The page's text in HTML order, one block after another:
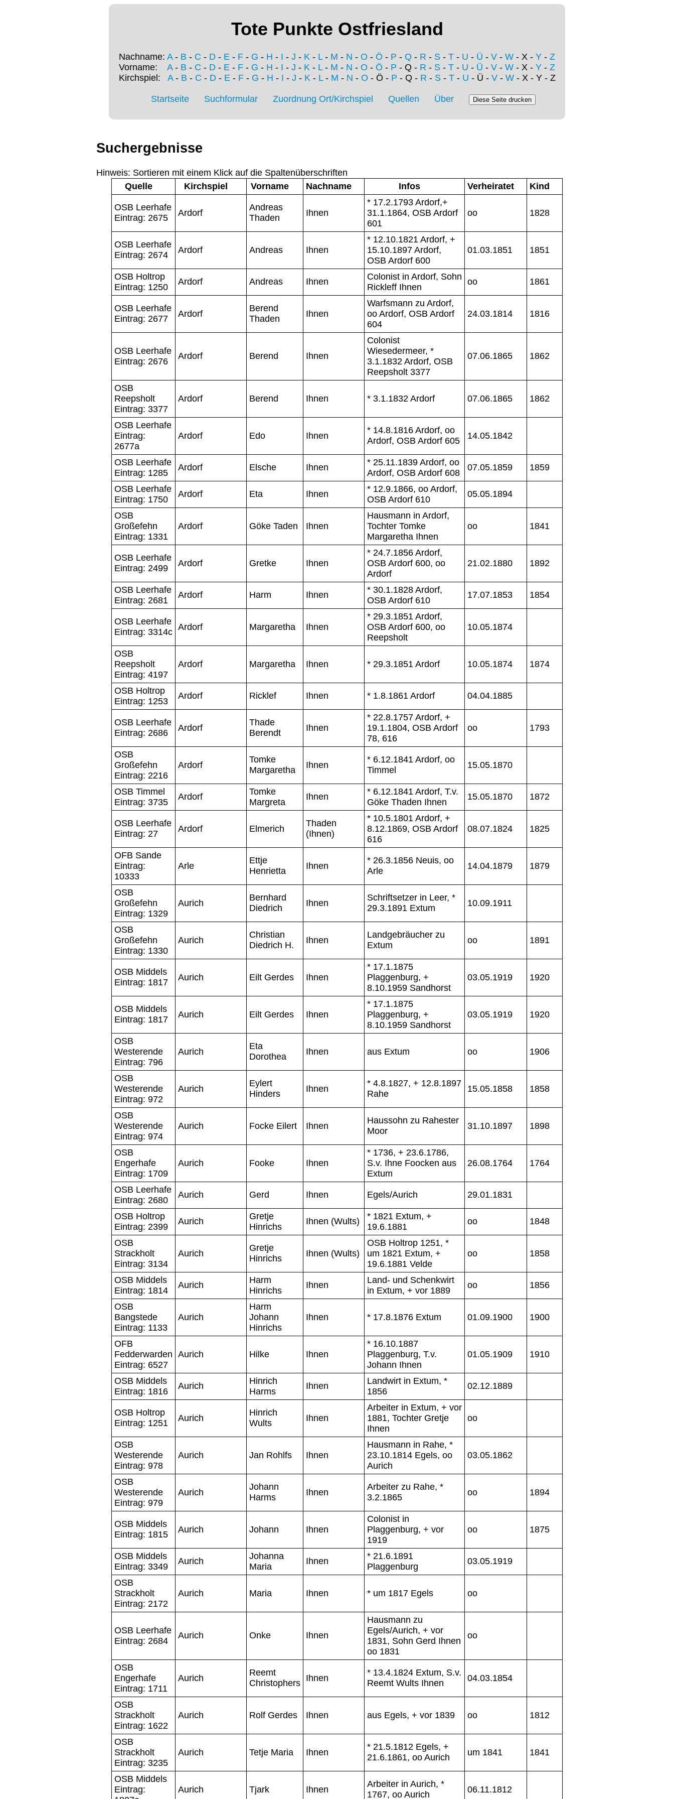
Tote Punkte Ostfriesland
Nachname: A- B - C - D - E - F - G - H - I - J - K - L- M - N - O - Ö - P - Q - R - S - T - U - Ü - V - W - X - Y - Z
Vorname: A- B - C - D - E - F - G - H - I - J - K - L- M - N - O - Ö - P - Q - R - S - T - U - Ü - V - W - X - Y - Z
Kirchspiel: A- B - C - D- E- F- G - H - I - J - K- L- M - N - O - Ö - P - Q - R - S- T- U - Ü - V- W- X - Y - Z
Startseite Suchformular Zuordnung Ort/Kirchspiel Quellen Über
Suchergebnisse
Hinweis: Sortieren mit einem Klick auf die Spaltenüberschriften
Quelle
Kirchspiel Vorname Nachname Infos Verheiratet Kind
OSB Leerhafe
Eintrag: 2675
Ardorf
Andreas
Thaden
Ihnen
* 17.2.1793 Ardorf,+
31.1.1864, OSB Ardorf
601
oo 1828
OSB Leerhafe
Eintrag: 2674
Ardorf Andreas Ihnen
* 12.10.1821 Ardorf, +
15.10.1897 Ardorf,
OSB Ardorf 600
01.03.1851 1851
OSB Holtrop
Eintrag: 1250
Ardorf Andreas Ihnen
Colonist in Ardorf, Sohn
Rickleff Ihnen
oo 1861
OSB Leerhafe
Eintrag: 2677
Ardorf
Berend
Thaden
Ihnen
Warfsmann zu Ardorf,
oo Ardorf, OSB Ardorf
604
24.03.1814 1816
OSB Leerhafe
Eintrag: 2676
Ardorf Berend Ihnen
Colonist
Wiesedermeer, *
3.1.1832 Ardorf, OSB
Reepsholt 3377
07.06.1865 1862
OSB
Reepsholt
Eintrag: 3377
Ardorf Berend Ihnen * 3.1.1832 Ardorf 07.06.1865 1862
OSB Leerhafe
Eintrag:
2677a
Ardorf Edo Ihnen
* 14.8.1816 Ardorf, oo
Ardorf, OSB Ardorf 605
14.05.1842
OSB Leerhafe
Eintrag: 1285
Ardorf Elsche Ihnen
* 25.11.1839 Ardorf, oo
Ardorf, OSB Ardorf 608
07.05.1859 1859
OSB Leerhafe
Eintrag: 1750
Ardorf Eta Ihnen
* 12.9.1866, oo Ardorf,
OSB Ardorf 610
05.05.1894
OSB
Großefehn
Eintrag: 1331
Ardorf Göke Taden Ihnen
Hausmann in Ardorf,
Tochter Tomke
Margaretha Ihnen
oo 1841
OSB Leerhafe
Eintrag: 2499
Ardorf Gretke Ihnen
* 24.7.1856 Ardorf,
OSB Ardorf 600, oo
Ardorf
21.02.1880 1892
OSB Leerhafe
Eintrag: 2681
Ardorf Harm Ihnen
* 30.1.1828 Ardorf,
OSB Ardorf 610
17.07.1853 1854
OSB Leerhafe
Eintrag: 3314c Ardorf Margaretha Ihnen
* 29.3.1851 Ardorf,
OSB Ardorf 600, oo
Reepsholt
10.05.1874
OSB
Reepsholt
Eintrag: 4197
Ardorf Margaretha Ihnen * 29.3.1851 Ardorf 10.05.1874 1874
OSB Holtrop
Eintrag: 1253
Ardorf Ricklef Ihnen * 1.8.1861 Ardorf 04.04.1885
OSB Leerhafe
Eintrag: 2686
Ardorf
Thade
Berendt
Ihnen
* 22.8.1757 Ardorf, +
19.1.1804, OSB Ardorf
78, 616
oo 1793
OSB
Großefehn
Eintrag: 2216
Ardorf
Tomke
Margaretha
Ihnen
* 6.12.1841 Ardorf, oo
Timmel
15.05.1870
OSB Timmel
Eintrag: 3735
Ardorf
Tomke
Margreta
Ihnen
* 6.12.1841 Ardorf, T.v.
Göke Thaden Ihnen
15.05.1870 1872
OSB Leerhafe
Eintrag: 27
Ardorf Elmerich
Thaden
(Ihnen)
* 10.5.1801 Ardorf, +
8.12.1869, OSB Ardorf
616
08.07.1824 1825
OFB Sande
Eintrag:
10333
Arle
Ettje
Henrietta
Ihnen
* 26.3.1856 Neuis, oo
Arle
14.04.1879 1879
OSB
Großefehn
Eintrag: 1329
Aurich
Bernhard
Diedrich
Ihnen
Schriftsetzer in Leer, *
29.3.1891 Extum
10.09.1911
OSB
Großefehn
Eintrag: 1330
Aurich
Christian
Diedrich H.
Ihnen
Landgebräucher zu
Extum
oo 1891
OSB Middels
Eintrag: 1817
Aurich Eilt Gerdes Ihnen
* 17.1.1875
Plaggenburg, +
8.10.1959 Sandhorst
03.05.1919 1920
OSB Middels
Eintrag: 1817
Aurich Eilt Gerdes Ihnen
* 17.1.1875
Plaggenburg, +
8.10.1959 Sandhorst
03.05.1919 1920
OSB
Westerende
Eintrag: 796
Aurich
Eta
Dorothea
Ihnen aus Extum oo 1906
OSB
Westerende
Eintrag: 972
Aurich
Eylert
Hinders
Ihnen
* 4.8.1827, + 12.8.1897
Rahe
15.05.1858 1858
OSB
Westerende
Eintrag: 974
Aurich Focke Eilert Ihnen
Haussohn zu Rahester
Moor
31.10.1897 1898
OSB
Engerhafe
Eintrag: 1709
Aurich Fooke Ihnen
* 1736, + 23.6.1786,
S.v. Ihne Foocken aus
Extum
26.08.1764 1764
OSB Leerhafe
Eintrag: 2680
Aurich Gerd Ihnen Egels/Aurich 29.01.1831
OSB Holtrop
Eintrag: 2399
Aurich
Gretje
Hinrichs
Ihnen (Wults)
* 1821 Extum, +
19.6.1881
oo 1848
OSB
Strackholt
Eintrag: 3134
Aurich
Gretje
Hinrichs
Ihnen (Wults)
OSB Holtrop 1251, *
um 1821 Extum, +
19.6.1881 Velde
oo 1858
OSB Middels
Eintrag: 1814
Aurich
Harm
Hinrichs
Ihnen
Land- und Schenkwirt
in Extum, + vor 1889
oo 1856
OSB
Bangstede
Eintrag: 1133
Aurich
Harm
Johann
Hinrichs
Ihnen * 17.8.1876 Extum 01.09.1900 1900
OFB
Fedderwarden
Eintrag: 6527
Aurich Hilke Ihnen
* 16.10.1887
Plaggenburg, T.v.
Johann Ihnen
01.05.1909 1910
OSB Middels
Eintrag: 1816
Aurich
Hinrich
Harms
Ihnen
Landwirt in Extum, *
1856
02.12.1889
OSB Holtrop
Eintrag: 1251
Aurich
Hinrich
Wults
Ihnen
Arbeiter in Extum, + vor
1881, Tochter Gretje
Ihnen
oo
OSB
Westerende
Eintrag: 978
Aurich Jan Rohlfs Ihnen
Hausmann in Rahe, *
23.10.1814 Egels, oo
Aurich
03.05.1862
OSB
Westerende
Eintrag: 979
Aurich
Johann
Harms
Ihnen
Arbeiter zu Rahe, *
3.2.1865
oo 1894
OSB Middels
Eintrag: 1815
Aurich Johann Ihnen
Colonist in
Plaggenburg, + vor
1919
oo 1875
OSB Middels
Eintrag: 3349
Aurich
Johanna
Maria
Ihnen
* 21.6.1891
Plaggenburg
03.05.1919
OSB
Strackholt
Eintrag: 2172
Aurich Maria Ihnen * um 1817 Egels oo
OSB Leerhafe
Eintrag: 2684
Aurich Onke Ihnen
Hausmann zu
Egels/Aurich, + vor
1831, Sohn Gerd Ihnen
oo 1831
oo
OSB
Engerhafe
Eintrag: 1711
Aurich
Reemt
Christophers Ihnen
* 13.4.1824 Extum, S.v.
Reemt Wults Ihnen
04.03.1854
OSB
Strackholt
Eintrag: 1622
Aurich Rolf Gerdes Ihnen aus Egels, + vor 1839 oo 1812
OSB
Strackholt
Eintrag: 3235
Aurich Tetje Maria Ihnen
* 21.5.1812 Egels, +
21.6.1861, oo Aurich
um 1841 1841
OSB Middels
Eintrag:
Aurich Tjark Ihnen
Arbeiter in Aurich, *
1767, oo Aurich
06.11.1812